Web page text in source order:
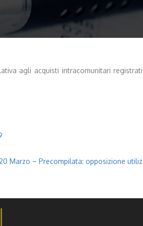
agli acquisti intracomunitari
20 Marzo – Precompilata: opposizione